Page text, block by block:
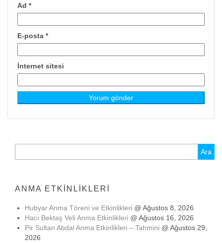
Ad *
E-posta *
İnternet sitesi
ANMA ETKINLIKLERI
Hubyar Anma Töreni ve Etkinlikleri @ Ağustos 8, 2026
Hacı Bektaş Veli Anma Etkinlikleri @ Ağustos 16, 2026
Pir Sultan Abdal Anma Etkinlikleri – Tahmini @ Ağustos 29,
2026